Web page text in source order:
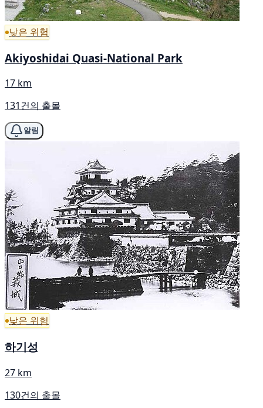
낮은 위험
Akiyoshidai Quasi-National Park
17 km
131건의 출몰
알림
낮은 위험
하기성
27 km
130건의 출몰